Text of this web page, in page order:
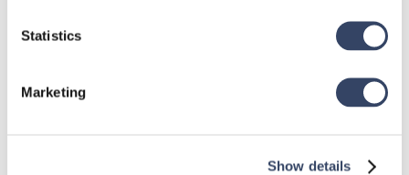
Statistics
Marketing
Show details